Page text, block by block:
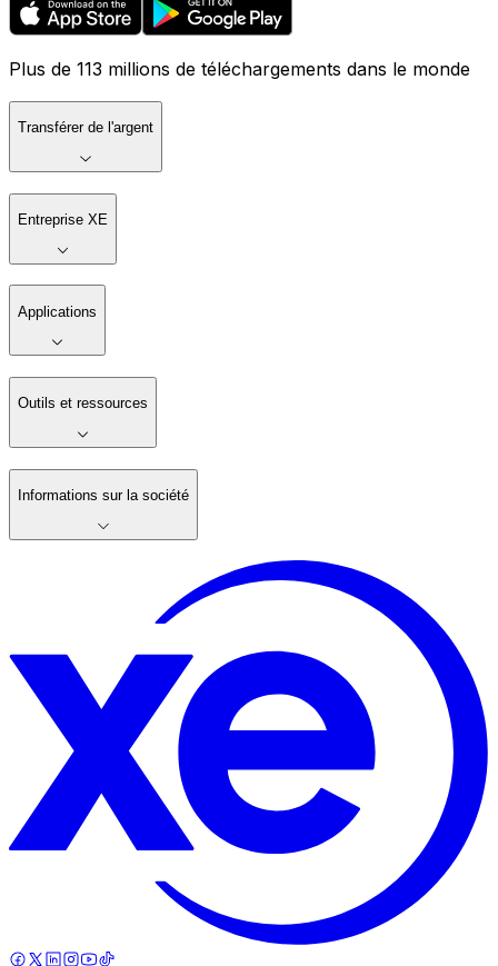
Plus de 113 millions de téléchargements dans le monde
Transférer de l'argent
Entreprise XE
Applications
Outils et ressources
Informations sur la société